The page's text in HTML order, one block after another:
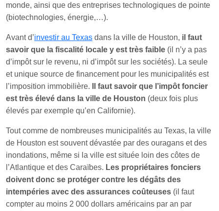
monde, ainsi que des entreprises technologiques de pointe
(biotechnologies, énergie,…).
Avant d’investir au Texas dans la ville de Houston, il faut
savoir que la fiscalité locale y est très faible (il n’y a pas
d’impôt sur le revenu, ni d’impôt sur les sociétés). La seule
et unique source de financement pour les municipalités est
l’imposition immobilière.
Il faut savoir que l’impôt foncier
est très élevé dans la ville de Houston (deux fois plus
élevés par exemple qu’en Californie).
Tout comme de nombreuses municipalités au Texas, la ville
de Houston est souvent dévastée par des ouragans et des
inondations, même si la ville est située loin des côtes de
l’Atlantique et des Caraïbes. Les propriétaires fonciers
doivent donc se protéger contre les dégâts des
intempéries avec des assurances coûteuses (il faut
compter au moins 2 000 dollars américains par an par